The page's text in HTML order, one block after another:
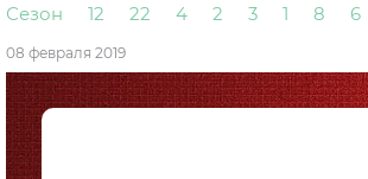
Сезон
12 22 4 2 3 1 8 6
08 февраля 2019